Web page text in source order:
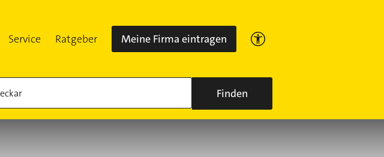
Service Ratgeber Meine Firma eintragen
Finden